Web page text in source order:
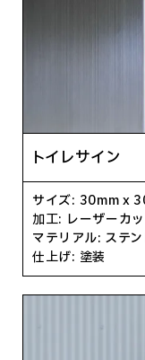
トイレサイン
サイズ: 30mm x
加工: レーザーカ
マテリアル: ステ
仕上げ: 塗装